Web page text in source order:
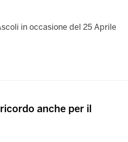
in occasione del 25 Aprile
anche per il